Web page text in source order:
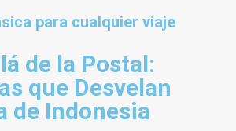
para cualquier viaje
de la Postal:
que Desvelan
de Indonesia